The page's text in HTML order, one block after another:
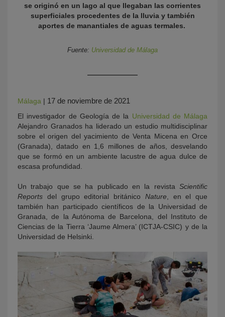
se originó en un lago al que llegaban las corrientes
superficiales procedentes de la lluvia y también
aportes de manantiales de aguas termales.
Fuente: Universidad de Málaga
Málaga | 17 de noviembre de 2021
El investigador de Geología de la Universidad de Málaga
Alejandro Granados ha liderado un estudio multidisciplinar
sobre el origen del yacimiento de Venta Micena en Orce
(Granada), datado en 1,6 millones de años, desvelando
que se formó en un ambiente lacustre de agua dulce de
escasa profundidad.
Un trabajo que se ha publicado en la revista Scientific
Reports del grupo editorial británico Nature , en el que
también han participado científicos de la Universidad de
Granada, de la Autónoma de Barcelona, del Instituto de
Ciencias de la Tierra ‘Jaume Almera’ (ICTJA-CSIC) y de la
Universidad de Helsinki.